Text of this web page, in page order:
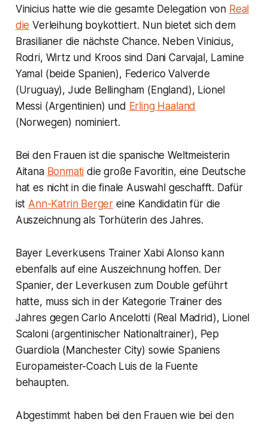
Vinicius hatte wie die gesamte Delegation von Real
die Verleihung boykottiert. Nun bietet sich dem
Brasilianer die nächste Chance. Neben Vinicius,
Rodri, Wirtz und Kroos sind Dani Carvajal, Lamine
Yamal (beide Spanien), Federico Valverde
(Uruguay), Jude Bellingham (England), Lionel
Messi (Argentinien) und Erling Haaland
(Norwegen) nominiert.
Bei den Frauen ist die spanische Weltmeisterin
Aitana Bonmati die große Favoritin, eine Deutsche
hat es nicht in die finale Auswahl geschafft. Dafür
ist Ann-Katrin Berger eine Kandidatin für die
Auszeichnung als Torhüterin des Jahres.
Bayer Leverkusens Trainer Xabi Alonso kann
ebenfalls auf eine Auszeichnung hoffen. Der
Spanier, der Leverkusen zum Double geführt
hatte, muss sich in der Kategorie Trainer des
Jahres gegen Carlo Ancelotti (Real Madrid), Lionel
Scaloni (argentinischer Nationaltrainer), Pep
Guardiola (Manchester City) sowie Spaniens
Europameister-Coach Luis de la Fuente
behaupten.
Abgestimmt haben bei den Frauen wie bei den